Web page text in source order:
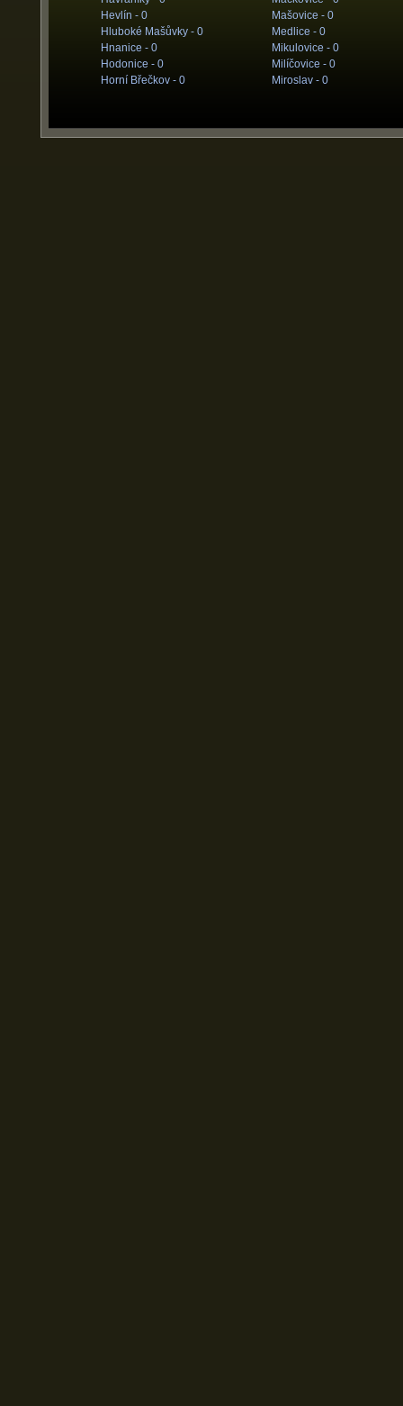
Hevlín - 0
Hluboké Mašůvky - 0
Hnanice - 0
Hodonice - 0
Horní Břečkov - 0
Mašovice - 0
Medlice - 0
Mikulovice - 0
Milíčovice - 0
Miroslav - 0